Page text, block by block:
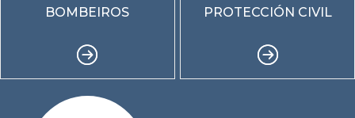
BOMBEIROS PROTECCIÓN CIVIL